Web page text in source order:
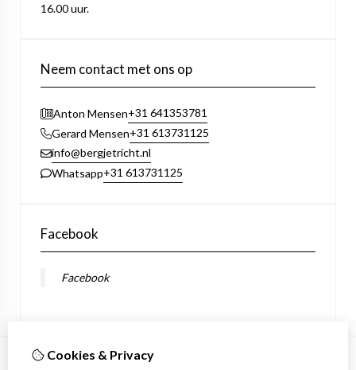
16.00 uur.
Neem contact met ons op
Anton Mensen+31 641353781
Gerard Mensen+31 613731125
info@bergjetricht.nl
Whatsapp+31 613731125
Facebook
Facebook
Cookies & Privacy